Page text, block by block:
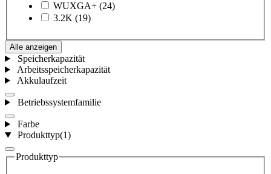
WUXGA+ (24)
3.2K (19)
Alle anzeigen
Speicherkapazität
Arbeitsspeicherkapazität
Akkulaufzeit
Betriebssystemfamilie
Farbe
Produkttyp(1)
Produkttyp